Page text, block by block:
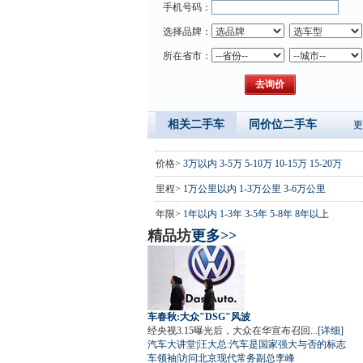
手机号码：
选择品牌：
所在省市：
相关二手车 同价位二手车
价格> 3万以内 3-5万 5-10万 10-15万 15-20万
里程> 1万公里以内 1-3万公里 3-6万公里
年限> 1年以内 1-3年 3-5年 5-8年 8年以上
精品坊更多>>
车春秋:大众"DSG"风波
经央视3.15曝光后，大众在华宣布召回... [详细]
汽车大讲堂|汪大总:汽车是国家强大与否的标志
车领袖|访问北京现代常务副总李峰